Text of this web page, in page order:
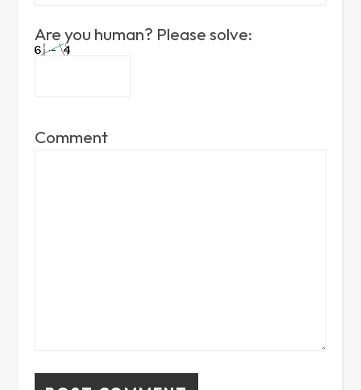
Are you human? Please solve:
Comment